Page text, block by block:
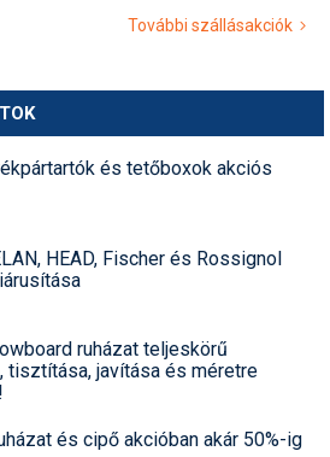
További szállásakciók
és tetőboxok akciós
HEAD, Fischer és Rossignol
ruházat teljeskörű
tisztítása, javítása és méretre
és cipő akcióban akár 50%-ig